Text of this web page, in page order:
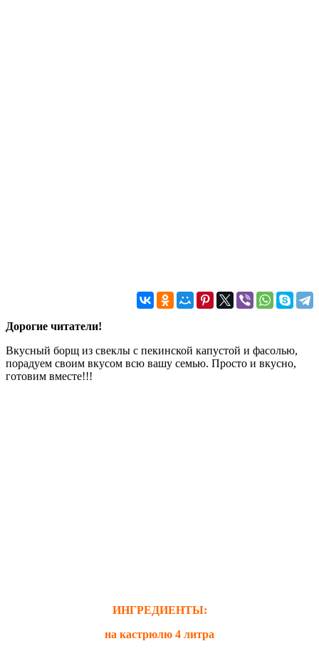
Дорогие читатели!
Вкусный борщ из свеклы с пекинской капустой и фасолью,
порадуем своим вкусом всю вашу семью. Просто и вкусно,
готовим вместе!!!
ИНГРЕДИЕНТЫ:
на кастрюлю 4 литра